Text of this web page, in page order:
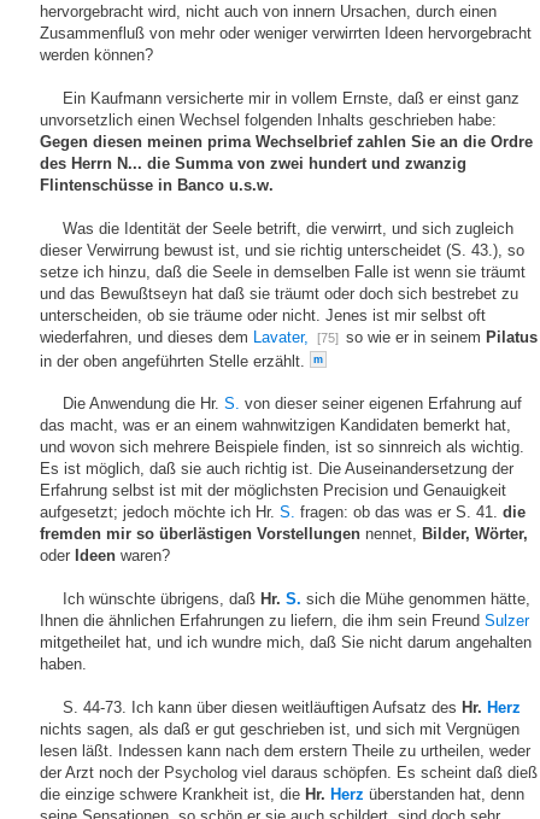
hervorgebracht wird, nicht auch von innern Ursachen, durch einen
Zusammenfluß von mehr oder weniger verwirrten Ideen hervorgebracht
werden können?
Ein Kaufmann versicherte mir in vollem Ernste, daß er einst ganz
unvorsetzlich einen Wechsel folgenden Inhalts geschrieben habe:
Gegen diesen meinen prima Wechselbrief zahlen Sie an die Ordre
des Herrn N... die Summa von zwei hundert und zwanzig
Flintenschüsse in Banco u.s.w.
Was die Identität der Seele betrift, die verwirrt, und sich zugleich
dieser Verwirrung bewust ist, und sie richtig unterscheidet (S. 43.), so
setze ich hinzu, daß die Seele in demselben Falle ist wenn sie träumt
und das Bewußtseyn hat daß sie träumt oder doch sich bestrebet zu
unterscheiden, ob sie träume oder nicht. Jenes ist mir selbst oft
wiederfahren, und dieses dem Lavater, [75] so wie er in seinem Pilatus
in der oben angeführten Stelle erzählt.
m
Die Anwendung die Hr.S. von dieser seiner eigenen Erfahrung auf
das macht, was er an einem wahnwitzigen Kandidaten bemerkt hat,
und wovon sich mehrere Beispiele finden, ist so sinnreich als wichtig.
Es ist möglich, daß sie auch richtig ist. Die Auseinandersetzung der
Erfahrung selbst ist mit der möglichsten Precision und Genauigkeit
aufgesetzt; jedoch möchte ich Hr. S. fragen: ob das was er S. 41. die
fremden mir so überlästigen Vorstellungen nennet, Bilder, Wörter,
oder Ideen waren?
Ich wünschte übrigens, daß Hr. S. sich die Mühe genommen hätte,
Ihnen die ähnlichen Erfahrungen zu liefern, die ihm sein Freund Sulzer
mitgetheilet hat, und ich wundre mich, daß Sie nicht darum angehalten
haben.
S. 44-73. Ich kann über diesen weitläuftigen Aufsatz des Hr. Herz
nichts sagen, als daß er gut geschrieben ist, und sich mit Vergnügen
lesen läßt. Indessen kann nach dem erstern Theile zu urtheilen, weder
der Arzt noch der Psycholog viel daraus schöpfen. Es scheint daß dieß
die einzige schwere Krankheit ist, die Hr. Herz überstanden hat, denn